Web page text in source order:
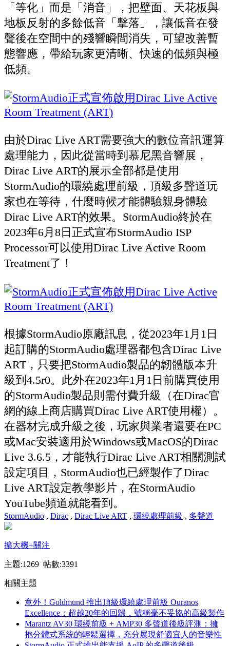
「等化」而是「消音」，把壁面、天花板與
地板反射的多餘低音「擊落」，讓低音在發
聲後在空間中的殘響瞬間消失，可望改善暫
態響應，帶給玩家更清晰、快速的低頻與極
低頻。
由於Dirac Live ART需要強大的數位音訊運算
處理能力，因此從當時到慕尼黑音響展，
Dirac Live ART的展示全部都是使用
StormAudio的環繞處理前級，頂級多聲道玩
家也在等待，什麼時候才能體驗親身體驗
Dirac Live ART的效果。StormAudio終於在
2023年6月8日正式宣布StormAudio ISP
Processor可以使用Dirac Live Active Room
Treatment了！
根據StormAudio原廠訊息，從2023年1月1日
起訂購的StormAudio處理器都包含Dirac Live
ART，只要把StormAudio製品的韌體版本升
級到4.5r0。此外在2023年1月1日前購買使用
的StormAudio製品則需付費升級（在Dirac官
網的線上商店購買Dirac Live ART使用權）。
在器材完成升級之後，玩家與業者還要在PC
或Mac安裝適用於Windows或MacOS的Dirac
Live 3.6.5，才能執行Dirac Live ART相關測試
設定項目，StormAudio也已經製作了Dirac
Live ART設定教學影片，在StormAudio
YouTube頻道就能看到。
StormAudio , Dirac , Dirac Live ART , 環繞處理前級 , 多聲道
擴大機+關注
主題:1269 帖數:3391
相關主題
意外！Goldmund 推出頂級環繞處理前級 Ouranos
Excellence：超越20年的回歸，號稱毫不妥協的高級製作
Marantz AV30 環繞前級 + AMP30 多聲道後級評測：擁
抱分體式系統的輕鬆選擇，充分展現舒適宜人的音樂性